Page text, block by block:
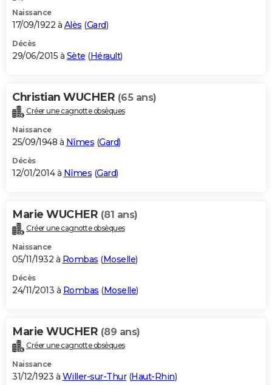
Naissance
17/09/1922 à Alès (Gard)
Décès
29/06/2015 à Sète (Hérault)
Christian WUCHER (65 ans)
Créer une cagnotte obsèques
Naissance
25/09/1948 à Nîmes (Gard)
Décès
12/01/2014 à Nîmes (Gard)
Marie WUCHER (81 ans)
Créer une cagnotte obsèques
Naissance
05/11/1932 à Rombas (Moselle)
Décès
24/11/2013 à Rombas (Moselle)
Marie WUCHER (89 ans)
Créer une cagnotte obsèques
Naissance
31/12/1923 à Willer-sur-Thur(Haut-Rhin)